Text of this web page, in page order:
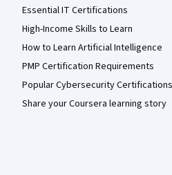
Essential IT Certifications
High-Income Skills to Learn
How to Learn Artificial Intelligence
PMP Certification Requirements
Popular Cybersecurity Certifications
Share your Coursera learning story